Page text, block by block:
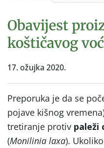
Obavijest
koštičavog
17. ožujka 2020.
Preporuka je da se
pojave kišnog
tretiranje protiv paleži
(Monilinia laxa).